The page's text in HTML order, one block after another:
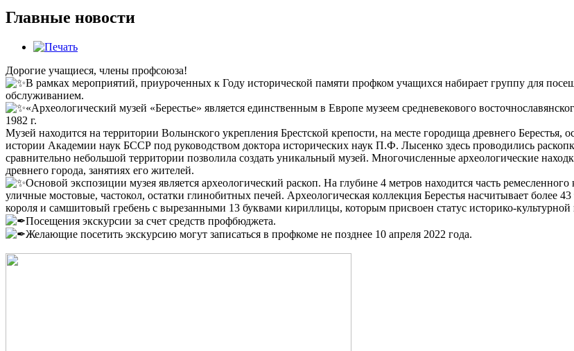
Главные новости
Дорогие учащиеся, члены профсоюза!
В рамках мероприятий, приуроченных к Году исторической памяти профком учащихся набирает группу для
обслуживанием.
«Археологический музей «Берестье» является единственным в Европе музеем средневекового
1982 г.
Музей находится на территории Волынского укрепления Брестской крепости, на месте городища древнего Берестья,
истории Академии наук БССР под руководством доктора исторических наук П.Ф. Лысенко здесь проводились
сравнительно небольшой территории позволила создать уникальный музей. Многочисленные археологические
древнего города, занятиях его жителей.
Основой экспозиции музея является археологический раскоп. На глубине 4 метров находится часть
уличные мостовые, частокол, остатки глинобитных печей. Археологическая коллекция Берестья насчитывает
короля и самшитовый гребень с вырезанными 13 буквами кириллицы, которым присвоен статус историко-культурной
Посещения экскурсии за счет средств профбюджета.
Желающие посетить экскурсию могут записаться в профкоме не позднее 10 апреля 2022 года.